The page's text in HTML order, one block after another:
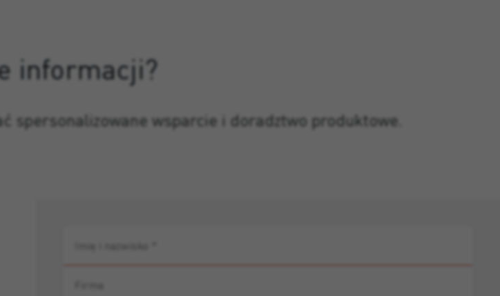
informacji?
spersonalizowane wsparcie i doradztwo produktowe.